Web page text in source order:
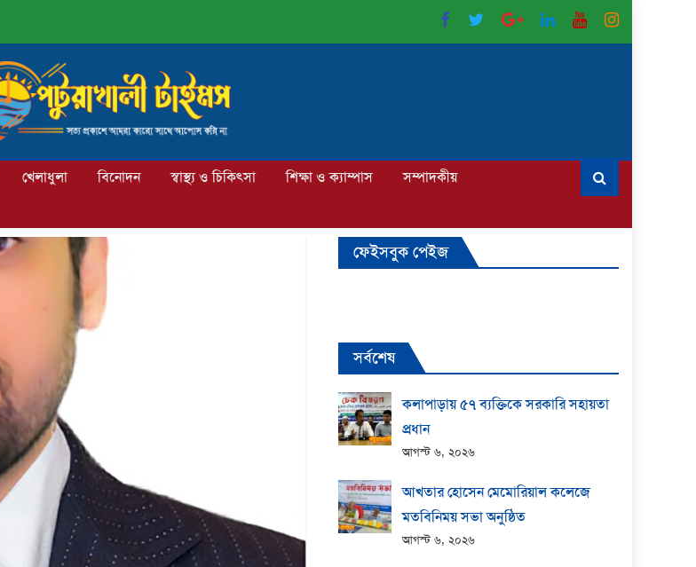
খেলাধুলা বিনোদন স্বাস্থ্য ও চিকিৎসা শিক্ষা ও ক্যাম্পাস
সম্পাদকীয়
ফেইসবুক পেইজ
সর্বশেষ
কলাপাড়ায় ​৫৭ ব্যক্তিকে সরকারি সহায়তা
প্রধান
আগস্ট ৬, ২০২৬
আখতার হোসেন মেমোরিয়াল কলেজে
মতবিনিময় সভা অনুষ্ঠিত
আগস্ট ৬, ২০২৬